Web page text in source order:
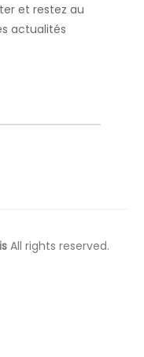
et restez au
actualités
All rights reserved.